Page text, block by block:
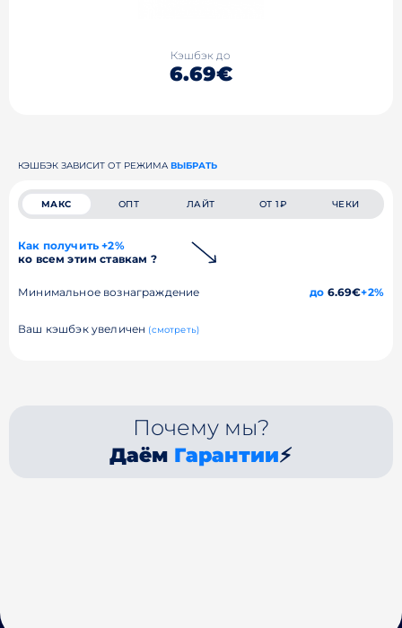
Кэшбэк до
6.69€
КЭШБЭК ЗАВИСИТ ОТ РЕЖИМА ВЫБРАТЬ
МАКС ОПТ ЛАЙТ ОТ 1₽ ЧЕКИ
Как получить +2%
ко всем этим ставкам ?
Минимальное вознаграждение до 6.69€+2%
Ваш кэшбэк увеличен (смотреть)
Почему мы?
Даём Гарантии⚡